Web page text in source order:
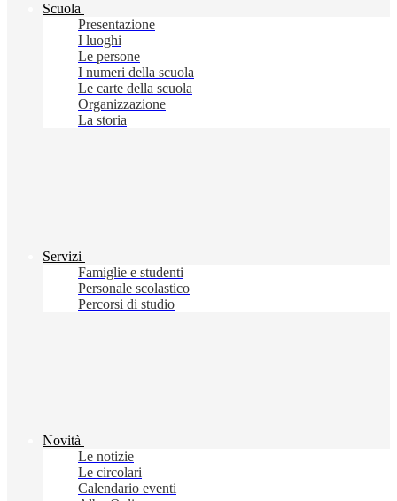
Scuola
Presentazione
I luoghi
Le persone
I numeri della scuola
Le carte della scuola
Organizzazione
La storia
Servizi
Famiglie e studenti
Personale scolastico
Percorsi di studio
Novità
Le notizie
Le circolari
Calendario eventi